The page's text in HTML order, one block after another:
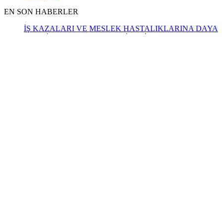
EN SON HABERLER
İŞ KAZALARI VE MESLEK HASTALIKLARINA